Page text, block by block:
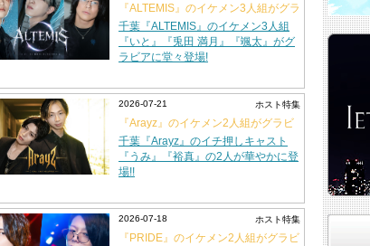
『ALTEMIS』のイケメン3人組がグラ
ビアに登場!!
千葉『ALTEMIS』のイケメン3人組
『いと』『兎田 満月』『颯太』がグ
ラビアに堂々登場!
2026-07-21 ホスト特集
『Arayz』のイケメン2人組がグラビ
アに登場!!
千葉『Arayz』のイチ押しキャスト
『うみ』『裕真』の2人が華やかに登
場!!
2026-07-18 ホスト特集
『PRIDE』のイケメン2人組がグラビ